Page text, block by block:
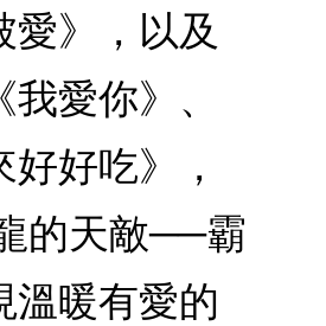
》，以及
愛你》、
好吃》，
的天敵──霸
溫暖有愛的